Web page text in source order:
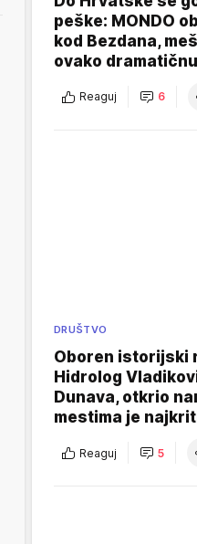
peške: MONDO
kod Bezdana,
ovako
Reaguj 6
DRUŠTVO
Oboren istorijski
Hidrolog
Dunava, otkrio
mestima je
Reaguj 5